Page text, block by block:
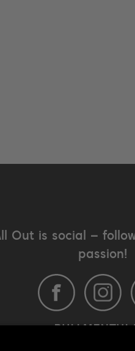
Out is social –
passion!